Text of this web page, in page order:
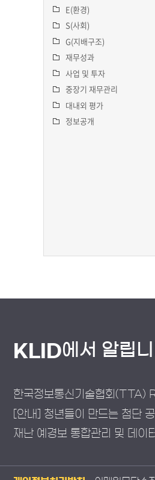
E(환경)
S(사회)
G(지배구조)
재무성과
사업 및 투자
중장기 재무관리
대내외 평가
정보공개
KLID에서 알립
한국정보통신기술협회(TTA)
[안내] 청년들이 만드는 첨단